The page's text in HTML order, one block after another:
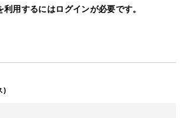
利用するにはログインが必要です。
)